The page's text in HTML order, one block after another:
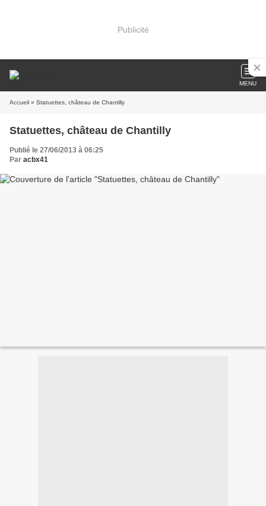
Publicité
MENU
Accueil » Statuettes, château de Chantilly
Statuettes, château de Chantilly
Publié le 27/06/2013 à 06:25
Par acbx41